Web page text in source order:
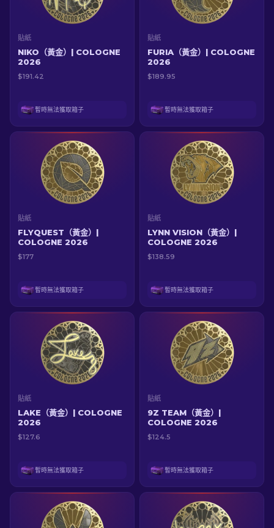
貼紙
NIKO（黃金）| COLOGNE
2026
$191.42
暫時無法獲取箱子
貼紙
FURIA（黃金）| COLOGNE
2026
$189.95
暫時無法獲取箱子
貼紙
FLYQUEST（黃金）|
COLOGNE 2026
$177
暫時無法獲取箱子
貼紙
LYNN VISION（黃金）|
COLOGNE 2026
$138.59
暫時無法獲取箱子
貼紙
LAKE（黃金）| COLOGNE
2026
$127.6
暫時無法獲取箱子
貼紙
9Z TEAM（黃金）|
COLOGNE 2026
$124.5
暫時無法獲取箱子